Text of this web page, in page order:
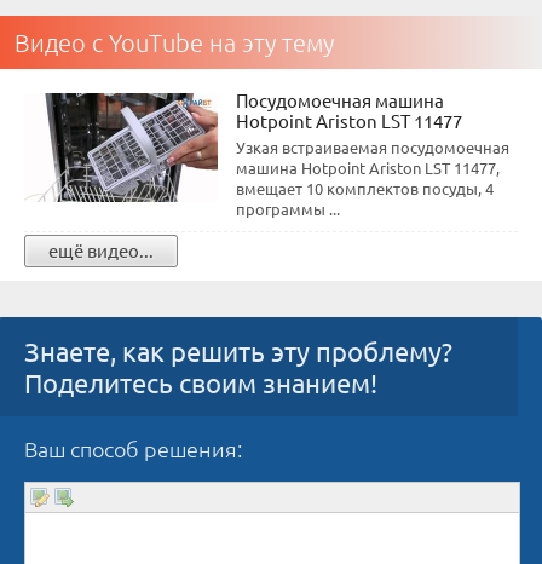
Видео с YouTube на эту тему
Посудомоечная машина
Hotpoint Ariston LST 11477
Узкая встраиваемая посудомоечная
машина Hotpoint Ariston LST 11477,
вмещает 10 комплектов посуды, 4
программы ...
ещё видео...
Знаете, как решить эту проблему?
Поделитесь своим знанием!
Ваш способ решения: